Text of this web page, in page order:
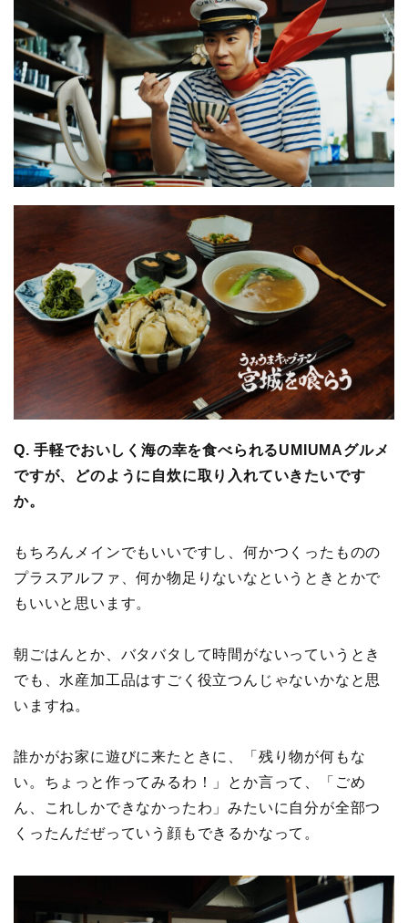
Q. 手軽でおいしく海の幸を食べられるUMIUMAグルメ
ですが、どのように自炊に取り入れていきたいです
か。
もちろんメインでもいいですし、何かつくったものの
プラスアルファ、何か物足りないなというときとかで
もいいと思います。
朝ごはんとか、バタバタして時間がないっていうとき
でも、水産加工品はすごく役立つんじゃないかなと思
いますね。
誰かがお家に遊びに来たときに、「残り物が何もな
い。ちょっと作ってみるわ！」とか言って、「ごめ
ん、これしかできなかったわ」みたいに自分が全部つ
くったんだぜっていう顔もできるかなって。